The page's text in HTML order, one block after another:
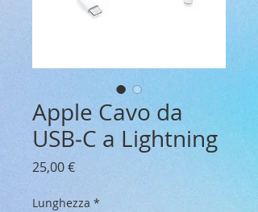
Apple Cavo da
USB‑C a Lightning
25,00 €Prezzo
Lunghezza *